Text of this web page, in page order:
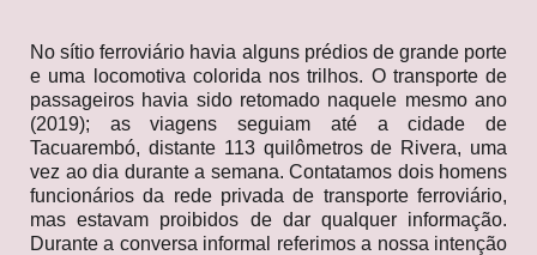
No sítio ferroviário havia alguns prédios de grande porte
e uma locomotiva colorida nos trilhos. O transporte de
passageiros havia sido retomado naquele mesmo ano
(2019); as viagens seguiam até a cidade de
Tacuarembó, distante 113 quilômetros de Rivera, uma
vez ao dia durante a semana. Contatamos dois homens
funcionários da rede privada de transporte ferroviário,
mas estavam proibidos de dar qualquer informação.
Durante a conversa informal referimos a nossa intenção